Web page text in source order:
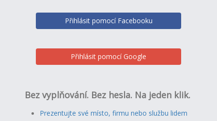
Přihlásit pomocí Facebooku
Přihlásit pomocí Google
Bez vyplňování. Bez hesla. Na jeden klik.
Prezentujte své místo, firmu nebo službu lidem